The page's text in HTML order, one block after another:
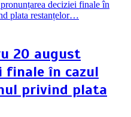
20 august
finale în cazul
privind plata